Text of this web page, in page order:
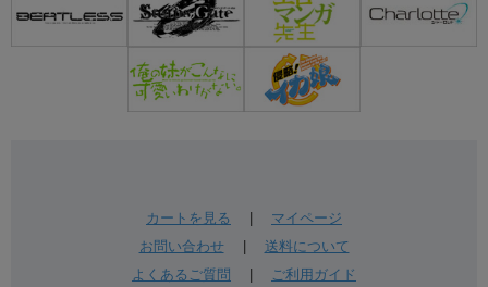
カートを見る
マイページ
お問い合わせ| 送料について
よくあるご質問
ご利用ガイド